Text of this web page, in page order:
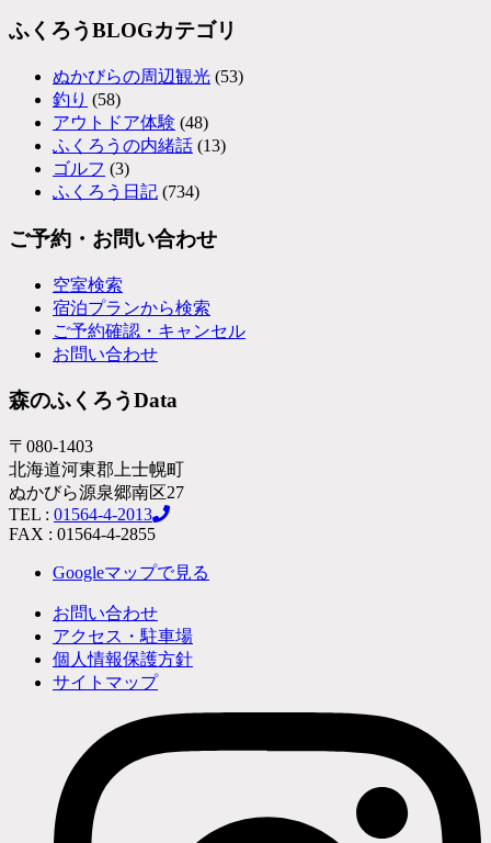
ふくろうBLOGカテゴリ
ぬかびらの周辺観光 (53)
釣り (58)
アウトドア体験 (48)
ふくろうの内緒話 (13)
ゴルフ (3)
ふくろう日記 (734)
ご予約・お問い合わせ
空室検索
宿泊プランから検索
ご予約確認・キャンセル
お問い合わせ
森のふくろうData
〒080-1403
北海道河東郡上士幌町
ぬかびら源泉郷南区27
TEL : 01564-4-2013
FAX : 01564-4-2855
Googleマップで見る
お問い合わせ
アクセス・駐車場
個人情報保護方針
サイトマップ